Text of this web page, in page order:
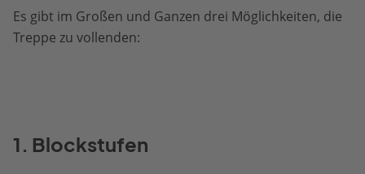
Es gibt im Großen und Ganzen drei Möglichkeiten, die
Treppe zu vollenden:
1. Blockstufen